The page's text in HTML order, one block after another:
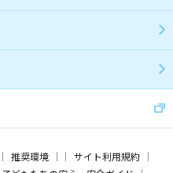
推奨環境
サイト利用規約